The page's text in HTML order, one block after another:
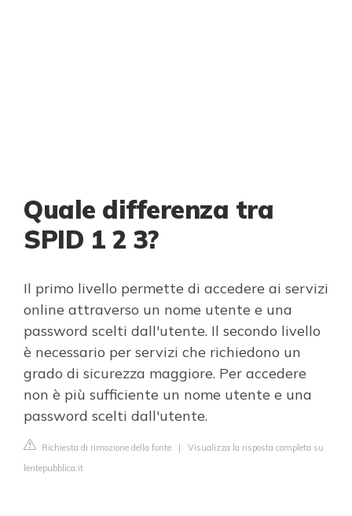
Quale differenza tra
SPID 1 2 3?
Il primo livello permette di accedere ai servizi
online attraverso un nome utente e una
password scelti dall'utente. Il secondo livello
è necessario per servizi che richiedono un
grado di sicurezza maggiore. Per accedere
non è più sufficiente un nome utente e una
password scelti dall'utente.
Richiesta di rimozione della fonte | Visualizza la risposta completa su
lentepubblica.it